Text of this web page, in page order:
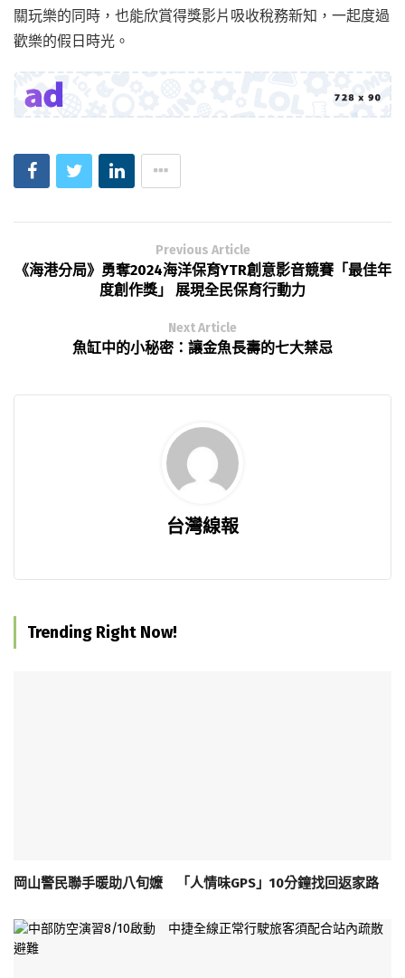
關玩樂的同時，也能欣賞得獎影片吸收稅務新知，一起度過
歡樂的假日時光 。
Previous Article
《海港分局》勇奪2024海洋保育YTR創意影音競賽「最佳年
度創作獎」 展現全民保育行動力
Next Article
魚缸中的小秘密：讓金魚長壽的七大禁忌
台灣線報
Trending Right Now!
岡山警民聯手暖助八旬嬤 「人情味GPS」10分鐘找回返家路